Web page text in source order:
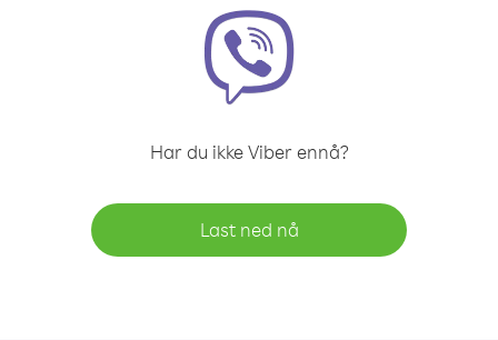
Har du ikke Viber ennå?
Last ned nå